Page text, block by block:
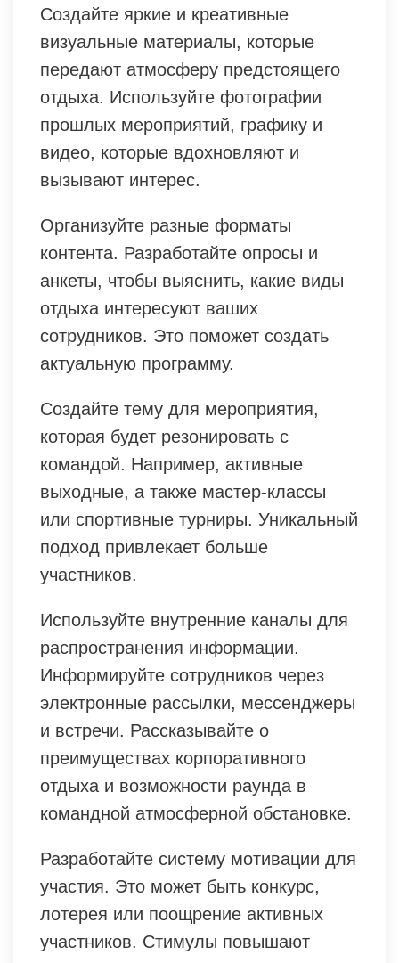
Создайте яркие и креативные
визуальные материалы, которые
передают атмосферу предстоящего
отдыха. Используйте фотографии
прошлых мероприятий, графику и
видео, которые вдохновляют и
вызывают интерес.
Организуйте разные форматы
контента. Разработайте опросы и
анкеты, чтобы выяснить, какие виды
отдыха интересуют ваших
сотрудников. Это поможет создать
актуальную программу.
Создайте тему для мероприятия,
которая будет резонировать с
командой. Например, активные
выходные, а также мастер-классы
или спортивные турниры. Уникальный
подход привлекает больше
участников.
Используйте внутренние каналы для
распространения информации.
Информируйте сотрудников через
электронные рассылки, мессенджеры
и встречи. Рассказывайте о
преимуществах корпоративного
отдыха и возможности раунда в
командной атмосферной обстановке.
Разработайте систему мотивации для
участия. Это может быть конкурс,
лотерея или поощрение активных
участников. Стимулы повышают